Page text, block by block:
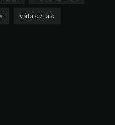
választás